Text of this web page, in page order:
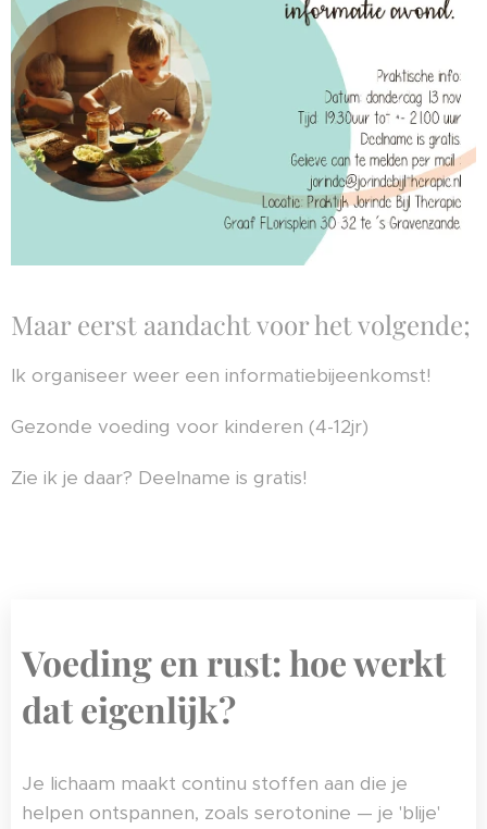
Maar eerst aandacht voor het volgende;
Ik organiseer weer een informatiebijeenkomst!
Gezonde voeding voor kinderen (4-12jr)
Zie ik je daar? Deelname is gratis!
Voeding en rust: hoe werkt
dat eigenlijk?
Je lichaam maakt continu stoffen aan die je
helpen ontspannen, zoals serotonine — je 'blije'